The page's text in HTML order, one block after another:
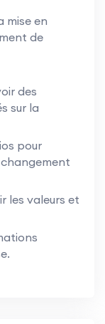
mise en
de
des
sur la
pour
les valeurs et